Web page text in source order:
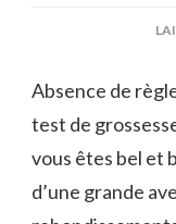
Absence de
test de
vous êtes bel et
d’une grande